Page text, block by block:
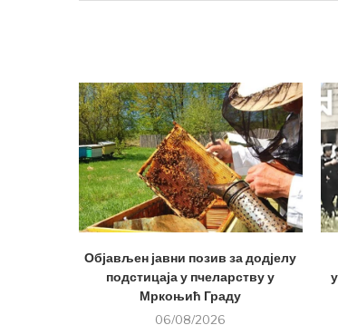
Објављен јавни позив за додјелу
подстицаја у пчеларству у
Мркоњић Граду
06/08/2026